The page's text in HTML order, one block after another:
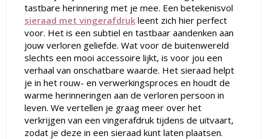
tastbare herinnering met je mee. Een betekenisvol
sieraad met vingerafdruk leent zich hier perfect
voor. Het is een subtiel en tastbaar aandenken aan
jouw verloren geliefde. Wat voor de buitenwereld
slechts een mooi accessoire lijkt, is voor jou een
verhaal van onschatbare waarde. Het sieraad helpt
je in het rouw- en verwerkingsproces en houdt de
warme herinneringen aan de verloren persoon in
leven. We vertellen je graag meer over het
verkrijgen van een vingerafdruk tijdens de uitvaart,
zodat je deze in een sieraad kunt laten plaatsen.